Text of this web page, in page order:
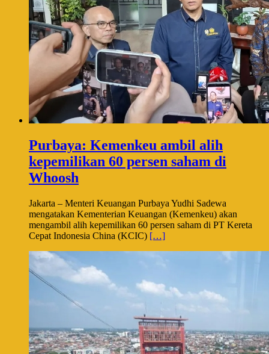
Purbaya: Kemenkeu ambil alih
kepemilikan 60 persen saham di
Whoosh
Jakarta – Menteri Keuangan Purbaya Yudhi Sadewa
mengatakan Kementerian Keuangan (Kemenkeu) akan
mengambil alih kepemilikan 60 persen saham di PT Kereta
Cepat Indonesia China (KCIC) […]